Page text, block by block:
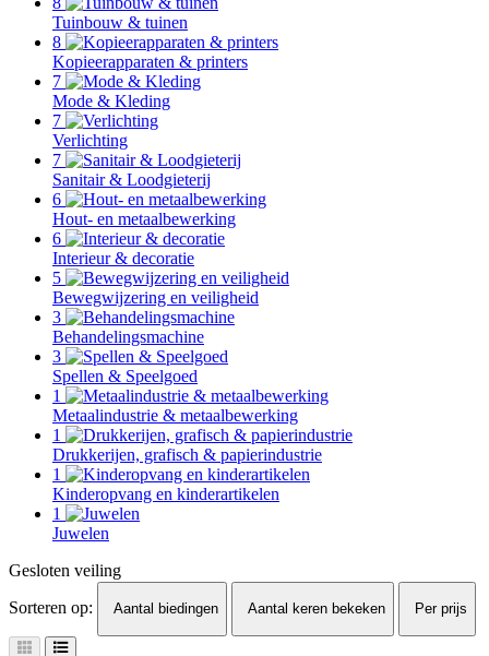
Tuinbouw & tuinen
8
Kopieerapparaten & printers
7
Mode & Kleding
7
Verlichting
7
Sanitair & Loodgieterij
6
Hout- en metaalbewerking
6
Interieur & decoratie
5
Bewegwijzering en veiligheid
3
Behandelingsmachine
3
Spellen & Speelgoed
1
Metaalindustrie & metaalbewerking
1
Drukkerijen, grafisch & papierindustrie
1
Kinderopvang en kinderartikelen
1
Juwelen
Gesloten veiling
Sorteren op:
Aantal biedingen Aantal keren bekeken Per prijs